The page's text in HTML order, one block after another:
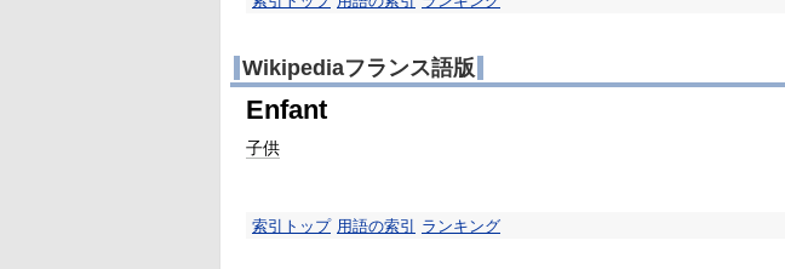
Wikipediaフランス語版
Enfant
子供
索引トップ 用語の索引 ランキング